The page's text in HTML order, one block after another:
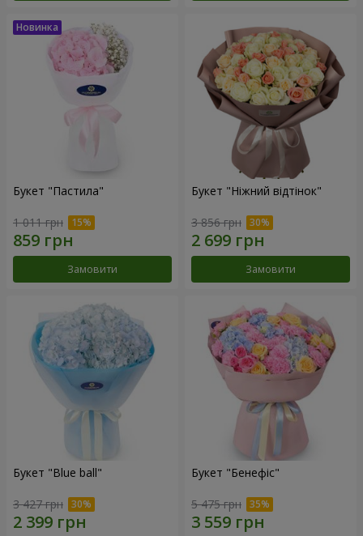
Букет "Пастила"
1 011 грн
Замовити
Букет "Ніжний відтінок"
3 856 грн
Замовити
Букет "Blue ball"
3 427 грн
Букет "Бенефіс"
5 475 грн